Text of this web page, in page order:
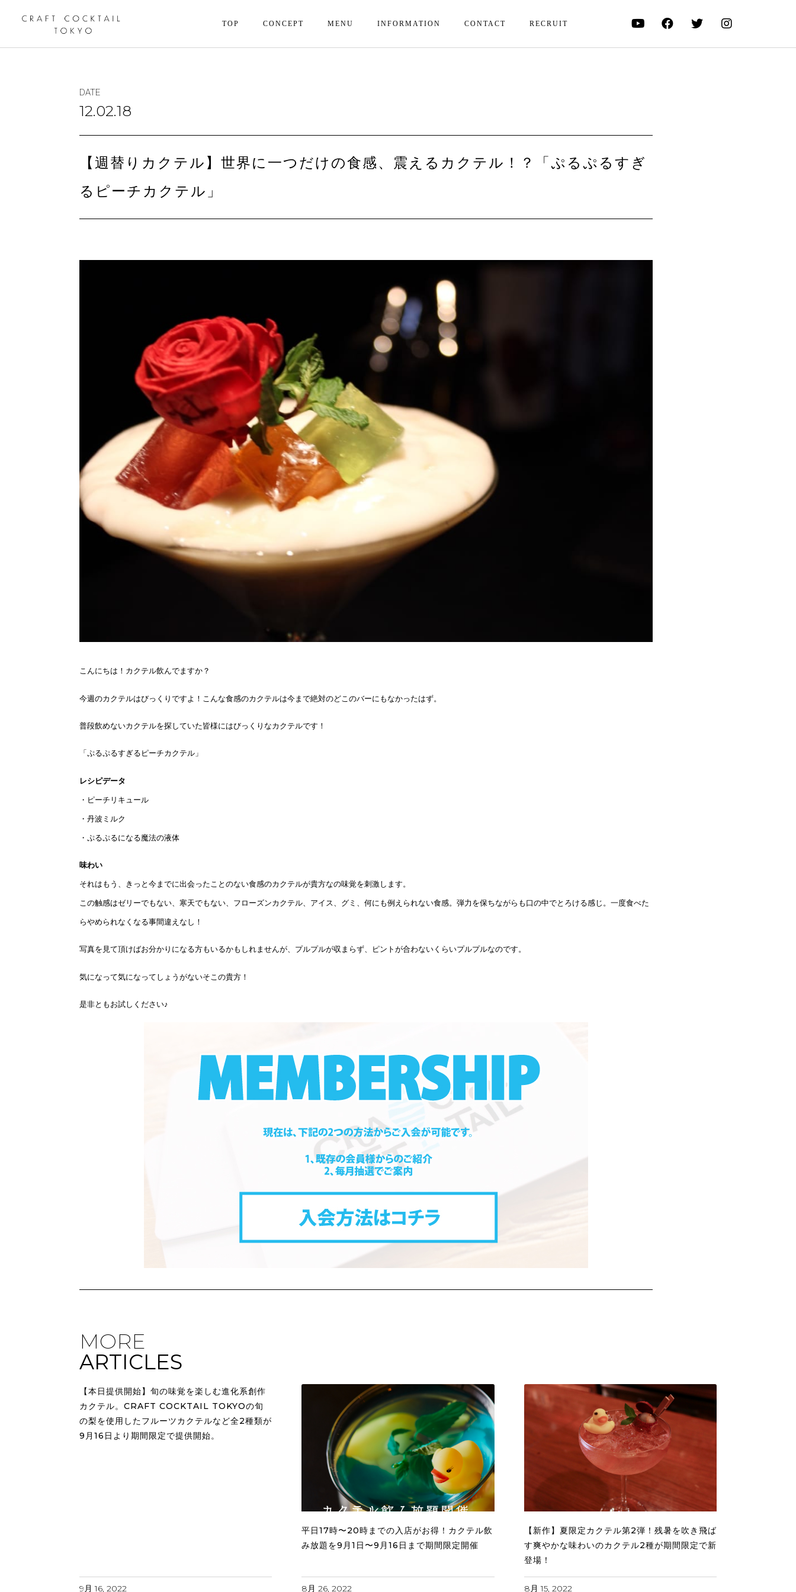
TOP CONCEPT MENU INFORMATION CONTACT RECRUIT
DATE
12.02.18
【週替りカクテル】世界に一つだけの食感、震えるカクテル！？「ぷるぷるすぎ
るピーチカクテル」
こんにちは！カクテル飲んでますか？
今週のカクテルはびっくりですよ！こんな食感のカクテルは今まで絶対のどこのバーにもなかったはず。
普段飲めないカクテルを探していた皆様にはびっくりなカクテルです！
「ぷるぷるすぎるピーチカクテル」
レシピデータ
・ピーチリキュール
・丹波ミルク
・ぷるぷるになる魔法の液体
味わい
それはもう、きっと今までに出会ったことのない食感のカクテルが貴方なの味覚を刺激します。
この触感はゼリーでもない、寒天でもない、フローズンカクテル、アイス、グミ、何にも例えられない食感。弾力を保ちながらも口の中でとろける感じ。一度食べた
らやめられなくなる事間違えなし！
写真を見て頂けばお分かりになる方もいるかもしれませんが、プルプルが収まらず、ピントが合わないくらいプルプルなのです。
気になって気になってしょうがないそこの貴方！
是非ともお試しください♪
MORE
ARTICLES
【本日提供開始】旬の味覚を楽しむ進化系創作
カクテル。CRAFT COCKTAIL TOKYOの旬
の梨を使用したフルーツカクテルなど全2種類が
9月16日より期間限定で提供開始。
9月 16, 2022
平日17時〜20時までの入店がお得！カクテル飲
み放題を9月1日〜9月16日まで期間限定開催
8月 26, 2022
【新作】夏限定カクテル第2弾！残暑を吹き飛ば
す爽やかな味わいのカクテル2種が期間限定で新
登場！
8月 15, 2022